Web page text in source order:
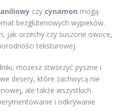
czy cynamon mogą
bezglutenowych wypieków.
jak orzechy czy suszone owoce,
teksturowej.
możesz stworzyć pyszne i
desery, które zachwycą nie
ale także wszystkich
i odkrywanie